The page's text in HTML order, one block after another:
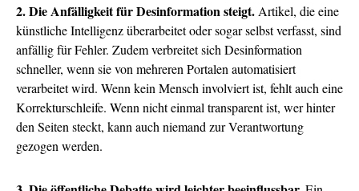
2. Die Anfälligkeit für Desinformation steigt. Artikel, die eine
künstliche Intelligenz überarbeitet oder sogar selbst verfasst, sind
anfällig für Fehler. Zudem verbreitet sich Desinformation
schneller, wenn sie von mehreren Portalen automatisiert
verarbeitet wird. Wenn kein Mensch involviert ist, fehlt auch eine
Korrekturschleife. Wenn nicht einmal transparent ist, wer hinter
den Seiten steckt, kann auch niemand zur Verantwortung
gezogen werden.